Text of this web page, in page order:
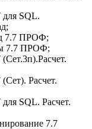
для SQL.
7.7 ПРОФ;
7.7 ПРОФ;
Расчет.
SQL. Расчет.
7.7